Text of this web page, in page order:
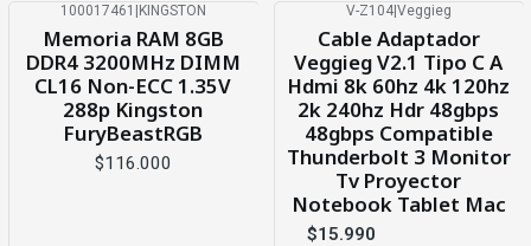
100017461 KINGSTON
Memoria RAM 8GB
DDR4 3200MHz DIMM
CL16 Non-ECC 1.35V
288p Kingston
FuryBeastRGB
$116.000
V-Z104| Veggieg
Cable Adaptador
Veggieg V2.1 Tipo C A
Hdmi 8k 60hz 4k 120hz
2k 240hz Hdr 48gbps
48gbps Compatible
Thunderbolt 3 Monitor
Tv Proyector
Notebook Tablet Mac
$15.990